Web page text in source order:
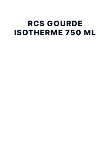
RCS GOURDE
ISOTHERME 750 ML